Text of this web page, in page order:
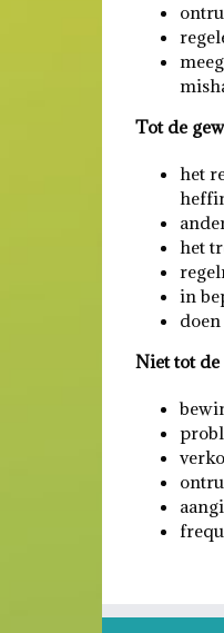
Tot de
het
het
in
Niet tot